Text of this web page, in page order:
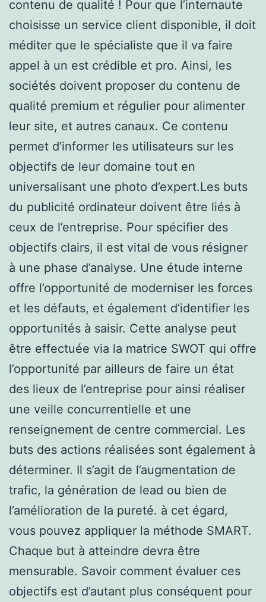
contenu de qualité ! Pour que l’internaute
choisisse un service client disponible, il doit
méditer que le spécialiste que il va faire
appel à un est crédible et pro. Ainsi, les
sociétés doivent proposer du contenu de
qualité premium et régulier pour alimenter
leur site, et autres canaux. Ce contenu
permet d’informer les utilisateurs sur les
objectifs de leur domaine tout en
universalisant une photo d’expert.Les buts
du publicité ordinateur doivent être liés à
ceux de l’entreprise. Pour spécifier des
objectifs clairs, il est vital de vous résigner
à une phase d’analyse. Une étude interne
offre l’opportunité de moderniser les forces
et les défauts, et également d’identifier les
opportunités à saisir. Cette analyse peut
être effectuée via la matrice SWOT qui offre
l’opportunité par ailleurs de faire un état
des lieux de l’entreprise pour ainsi réaliser
une veille concurrentielle et une
renseignement de centre commercial. Les
buts des actions réalisées sont également à
déterminer. Il s’agit de l’augmentation de
trafic, la génération de lead ou bien de
l’amélioration de la pureté. à cet égard,
vous pouvez appliquer la méthode SMART.
Chaque but à atteindre devra être
mensurable. Savoir comment évaluer ces
objectifs est d’autant plus conséquent pour